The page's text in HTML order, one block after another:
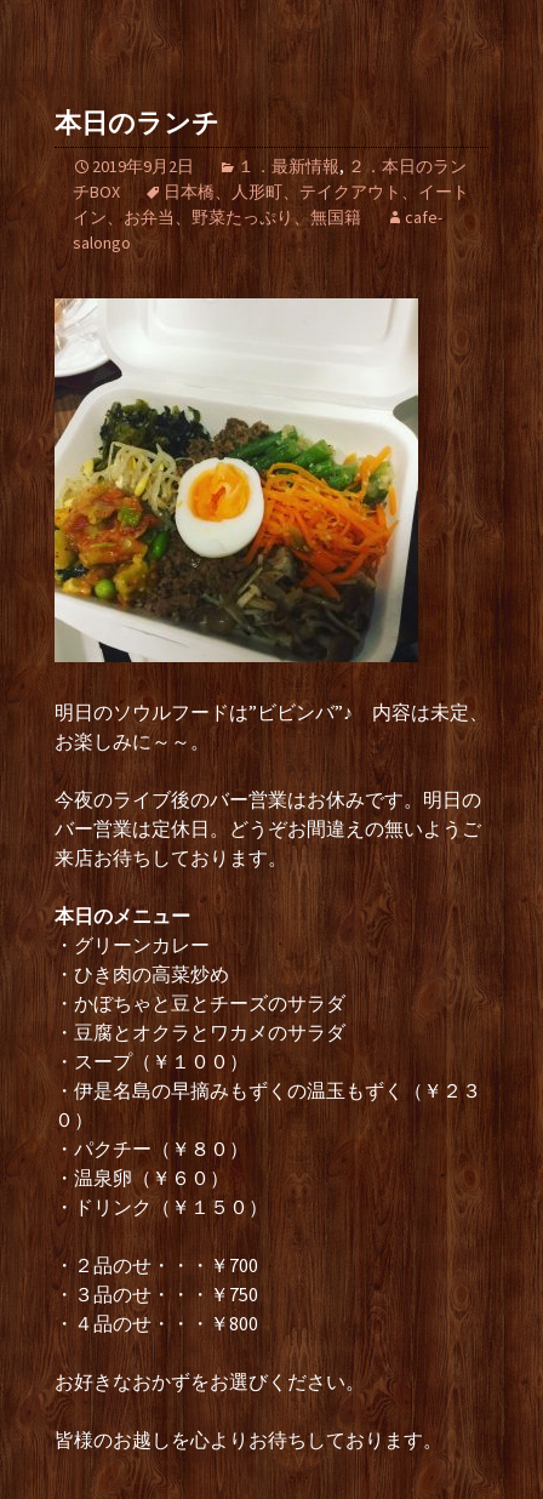
本日のランチ
2019年9月2日 １．最新情報, ２．本日のラン
チBOX
日本橋、人形町、テイクアウト、イート
イン、お弁当、野菜たっぷり、無国籍
cafe-
salongo
明日のソウルフードは”ビビンバ”♪ 内容は未定、
お楽しみに～～。
今夜のライブ後のバー営業はお休みです。明日の
バー営業は定休日。どうぞお間違えの無いようご
来店お待ちしております。
本日のメニュー
・グリーンカレー
・ひき肉の高菜炒め
・かぼちゃと豆とチーズのサラダ
・豆腐とオクラとワカメのサラダ
・スープ（￥１００）
・伊是名島の早摘みもずくの温玉もずく（￥２３
０）
・パクチー（￥８０）
・温泉卵（￥６０）
・ドリンク（￥１５０）
・２品のせ・・・￥700
・３品のせ・・・￥750
・４品のせ・・・￥800
お好きなおかずをお選びください。
皆様のお越しを心よりお待ちしております。